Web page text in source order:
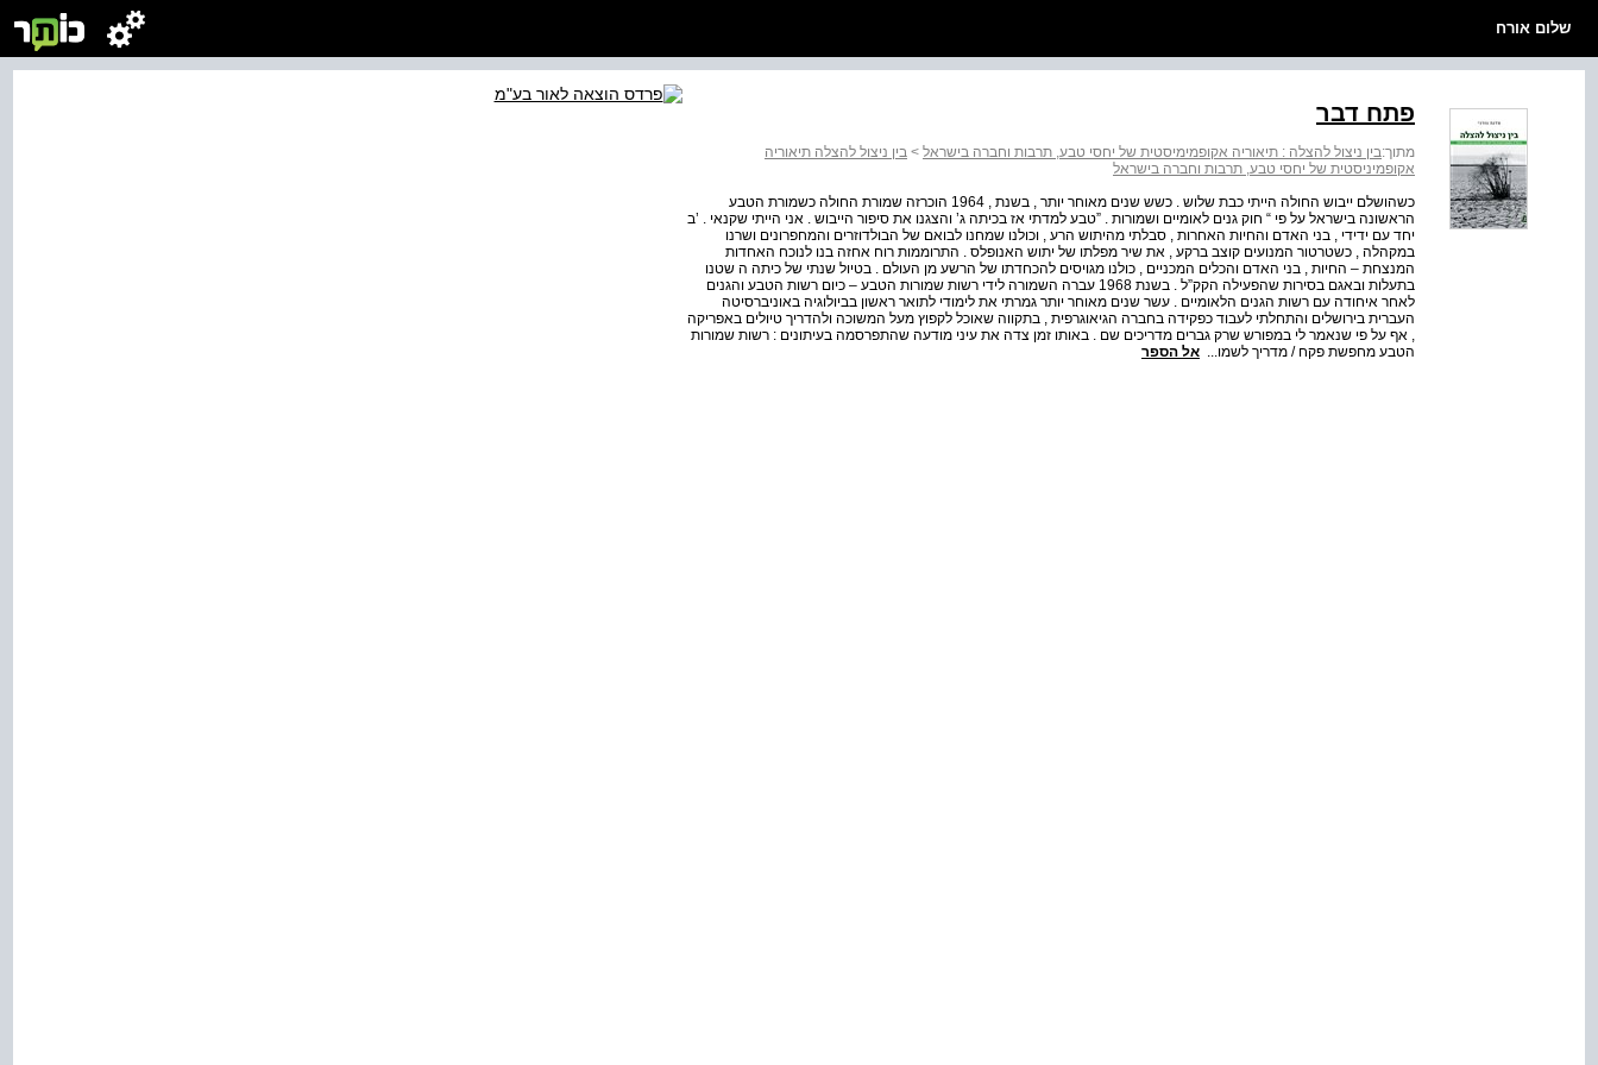
שלום אורח
פתח דבר
מתוך:בין ניצול להצלה : תיאוריה אקופמימיסטית של יחסי טבע, תרבות וחברה בישראל > בין ניצול להצלה תיאוריה
אקופמיניסטית של יחסי טבע, תרבות וחברה בישראל
כשהושלם ייבוש החולה הייתי כבת שלוש . כשש שנים מאוחר יותר , בשנת , 1964 הוכרזה שמורת החולה כשמורת הטבע
הראשונה בישראל על פי “ חוק גנים לאומיים ושמורות . ”טבע למדתי אז בכיתה ג’ והצגנו את סיפור הייבוש . אני הייתי שקנאי . ’ב
יחד עם ידידי , בני האדם והחיות האחרות , סבלתי מהיתוש הרע , וכולנו שמחנו לבואם של הבולדוזרים והמחפרונים ושרנו
במקהלה , כשטרטור המנועים קוצב ברקע , את שיר מפלתו של יתוש האנופלס . התרוממות רוח אחזה בנו לנוכח האחדות
המנצחת – החיות , בני האדם והכלים המכניים , כולנו מגויסים להכחדתו של הרשע מן העולם . בטיול שנתי של כיתה ה שטנו
בתעלות ובאגם בסירות שהפעילה הקק”ל . בשנת 1968 עברה השמורה לידי רשות שמורות הטבע – כיום רשות הטבע והגנים
לאחר איחודה עם רשות הגנים הלאומיים . עשר שנים מאוחר יותר גמרתי את לימודי לתואר ראשון בביולוגיה באוניברסיטה
העברית בירושלים והתחלתי לעבוד כפקידה בחברה הגיאוגרפית , בתקווה שאוכל לקפוץ מעל המשוכה ולהדריך טיולים באפריקה
, אף על פי שנאמר לי במפורש שרק גברים מדריכים שם . באותו זמן צדה את עיני מודעה שהתפרסמה בעיתונים : רשות שמורות
הטבע מחפשת פקח / מדריך לשמו... אל הספר